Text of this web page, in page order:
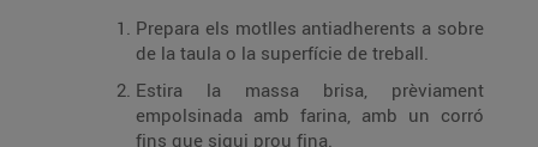
Prepara els motlles antiadherents a sobre
de la taula o la superfície de treball.
Estira la massa brisa, prèviament
empolsinada amb farina, amb un corró
fins que sigui prou fina.